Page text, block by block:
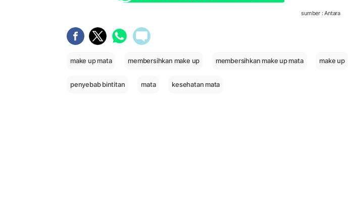
sumber : Antara
make up mata membersihkan make up membersihkan make up mata make up
penyebab bintitan mata kesehatan mata